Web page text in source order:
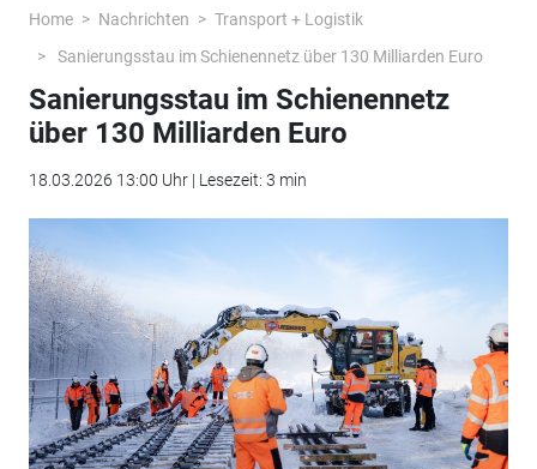
Home Nachrichten
Transport + Logistik
Sanierungsstau im Schienennetz über 130 Milliarden Euro
Sanierungsstau im Schienennetz
über 130 Milliarden Euro
18.03.2026 13:00 Uhr | Lesezeit: 3 min